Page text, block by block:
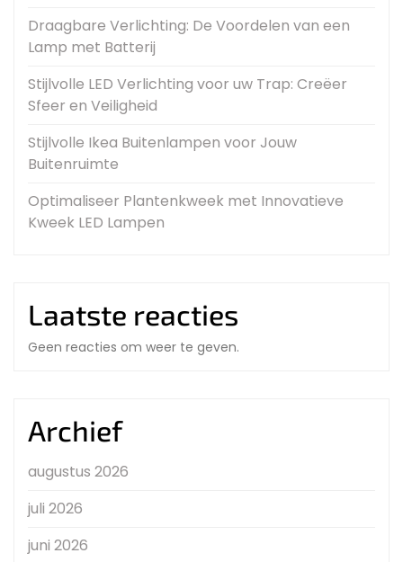
Draagbare Verlichting: De Voordelen van een
Lamp met Batterij
Stijlvolle LED Verlichting voor uw Trap: Creëer
Sfeer en Veiligheid
Stijlvolle Ikea Buitenlampen voor Jouw
Buitenruimte
Optimaliseer Plantenkweek met Innovatieve
Kweek LED Lampen
Laatste reacties
Geen reacties om weer te geven.
Archief
augustus 2026
juli 2026
juni 2026